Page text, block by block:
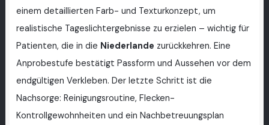
einem detaillierten Farb- und Texturkonzept, um
realistische Tageslichtergebnisse zu erzielen – wichtig für
Patienten, die in die Niederlande zurückkehren. Eine
Anprobestufe bestätigt Passform und Aussehen vor dem
endgültigen Verkleben. Der letzte Schritt ist die
Nachsorge: Reinigungsroutine, Flecken-
Kontrollgewohnheiten und ein Nachbetreuungsplan